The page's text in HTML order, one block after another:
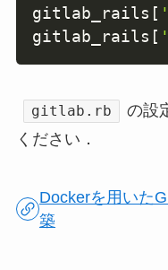
gitlab_rails [
gitlab_rails [
gitlab.rb
の設
ください．
Dockerを用いた
築